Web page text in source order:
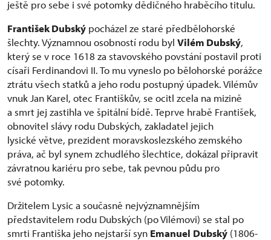
ještě pro sebe i své potomky dědičného hraběcího titulu.
František Dubský pocházel ze staré předbělohorské
šlechty. Významnou osobností rodu byl Vilém Dubský,
který se v roce 1618 za stavovského povstání postavil proti
císaři Ferdinandovi II. To mu vyneslo po bělohorské porážce
ztrátu všech statků a jeho rodu postupný úpadek. Vilémův
vnuk Jan Karel, otec Františkův, se ocitl zcela na mizině
a smrt jej zastihla ve špitální bídě. Teprve hrabě František,
obnovitel slávy rodu Dubských, zakladatel jejich
lysické větve, prezident moravskoslezského zemského
práva, ač byl synem zchudlého šlechtice, dokázal připravit
závratnou kariéru pro sebe, tak pevnou půdu pro
své potomky.
Držitelem Lysic a současně nejvýznamnějším
představitelem rodu Dubských (po Vilémovi) se stal po
smrti Františka jeho nejstarší syn Emanuel Dubský (1806-